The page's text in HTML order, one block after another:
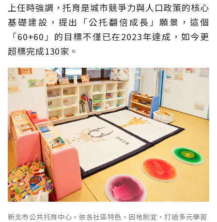
上任時強調，托育是城市競爭力與人口政策的核心
基礎建設，提出「公托翻倍成長」願景，這個
「60+60」的目標不僅已在2023年達成，如今更
超標完成130家。
新北市公共托育中心，依各社區特色，因地制宜，打造多元學習